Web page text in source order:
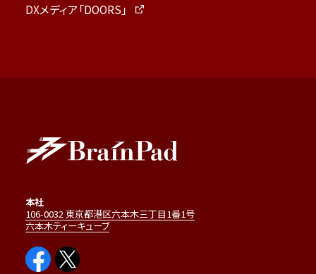
DXメディア「DOORS」
本社
106-0032 東京都港区六本木三丁目1番1号
六本木ティーキューブ